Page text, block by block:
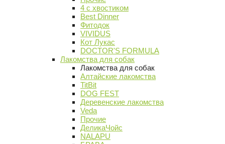
4 с хвостиком
Best Dinner
Фитодок
VIVIDUS
Кот Лукас
DOCTOR'S FORMULA
Лакомства для собак
Лакомства для собак
Алтайские лакомства
TitBit
DOG FEST
Деревенские лакомства
Veda
Прочие
ДеликаЧойс
NALAPU